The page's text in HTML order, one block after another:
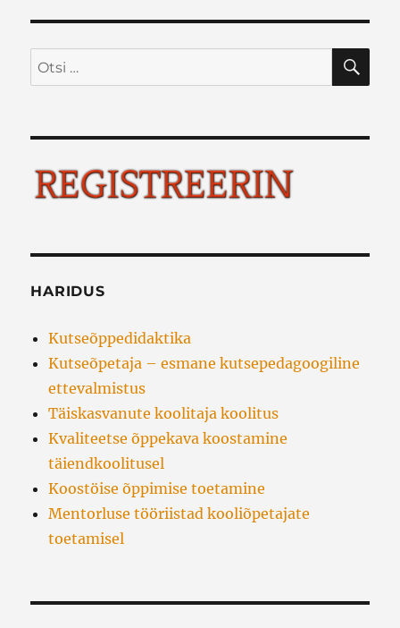
Otsi:
HARIDUS
Kutseõppedidaktika
Kutseõpetaja – esmane kutsepedagoogiline
ettevalmistus
Täiskasvanute koolitaja koolitus
Kvaliteetse õppekava koostamine
täiendkoolitusel
Koostöise õppimise toetamine
Mentorluse tööriistad kooliõpetajate
toetamisel